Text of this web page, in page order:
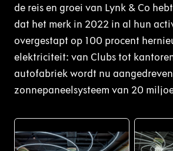
de reis en groei van Lynk & Co
dat het merk in 2022 in al hun
overgestapt op 100 procent
elektriciteit: van Clubs tot
autofabriek wordt nu
zonnepaneelsysteem van 20